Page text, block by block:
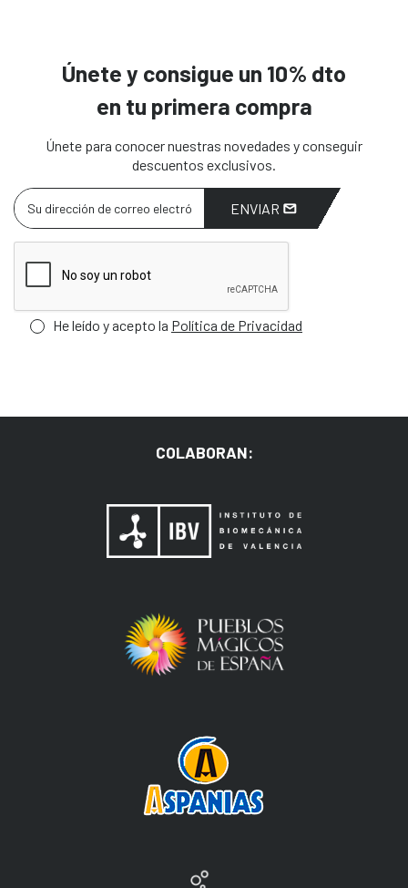
Únete y consigue un 10% dto
en tu primera compra
Únete para conocer nuestras novedades y conseguir
descuentos exclusivos.
ENVIAR
He leído y acepto la Política de Privacidad
COLABORAN: